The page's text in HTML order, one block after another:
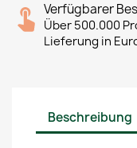
Verfügbarer
Über 500.000
Lieferung in
Beschreibung